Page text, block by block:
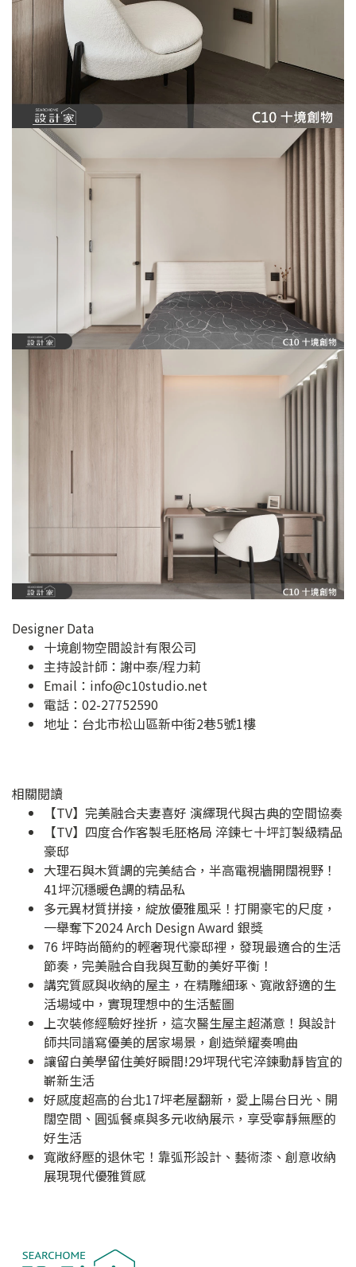
Designer Data
十境創物空間設計有限公司
主持設計師：謝中泰/程力莉
Email： info@c10studio.net
電話：02-27752590
地址： 台北市松山區新中街2巷5號1樓
相關閱讀
【TV】完美融合夫妻喜好 演繹現代與古典的空間協奏
【TV】四度合作客製毛胚格局 淬鍊七十坪訂製級精品
豪邸
大理石與木質調的完美結合，半高電視牆開闊視野！
41坪沉穩暖色調的精品私
多元異材質拼接，綻放優雅風采！打開豪宅的尺度，
一舉奪下2024 Arch Design Award 銀獎
76 坪時尚簡約的輕奢現代豪邸裡，發現最適合的生活
節奏，完美融合自我與互動的美好平衡！
講究質感與收納的屋主，在精雕細琢、寬敞舒適的生
活場域中，實現理想中的生活藍圖
上次裝修經驗好挫折，這次醫生屋主超滿意！與設計
師共同譜寫優美的居家場景，創造榮耀奏鳴曲
讓留白美學留住美好瞬間!29坪現代宅淬鍊動靜皆宜的
嶄新生活
好感度超高的台北17坪老屋翻新，愛上陽台日光、開
闊空間、圓弧餐桌與多元收納展示，享受寧靜無壓的
好生活
寬敞紓壓的退休宅！靠弧形設計、藝術漆、創意收納
展現現代優雅質感